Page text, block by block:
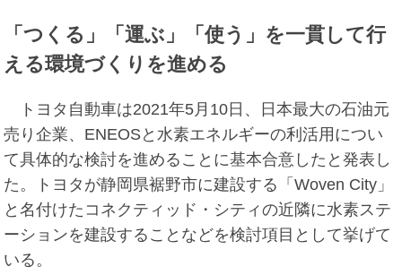
「つくる」「運ぶ」「使う」を一貫して行
える環境づくりを進める
トヨタ自動車は2021年5月10日、日本最大の石油元
売り企業、ENEOSと水素エネルギーの利活用につい
て具体的な検討を進めることに基本合意したと発表し
た。トヨタが静岡県裾野市に建設する「Woven City」
と名付けたコネクティッド・シティの近隣に水素ステ
ーションを建設することなどを検討項目として挙げて
いる。